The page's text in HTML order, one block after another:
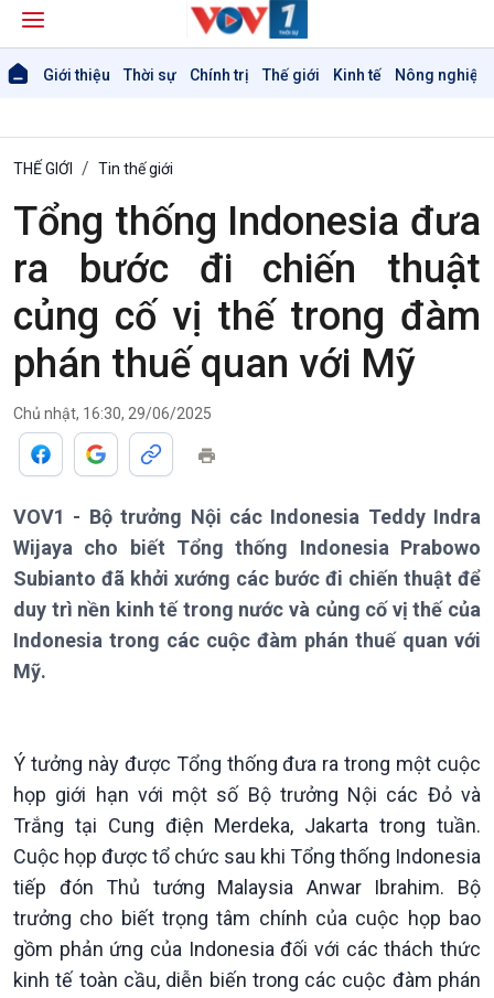
Giới thiệu Thời sự Chính trị Thế giới Kinh tế Nông nghiệp
Giới thiệu
Thời sự 6h
Thời sự 12h
Thời sự 18h
Thời sự 21h30
Bản tin
Chuyên mục
Chính trị
Tin Chính trị
Thế giới
Tin thế giới
THẾ GIỚI Tin thế giới
Tổng thống Indonesia đưa
ra bước đi chiến thuật
củng cố vị thế trong đàm
phán thuế quan với Mỹ
Chủ nhật, 16:30, 29/06/2025
VOV1 - Bộ trưởng Nội các Indonesia Teddy Indra
Wijaya cho biết Tổng thống Indonesia Prabowo
Subianto đã khởi xướng các bước đi chiến thuật để
duy trì nền kinh tế trong nước và củng cố vị thế của
Indonesia trong các cuộc đàm phán thuế quan với
Mỹ.
Ý tưởng này được Tổng thống đưa ra trong một cuộc
họp giới hạn với một số Bộ trưởng Nội các Đỏ và
Trắng tại Cung điện Merdeka, Jakarta trong tuần.
Cuộc họp được tổ chức sau khi Tổng thống Indonesia
tiếp đón Thủ tướng Malaysia Anwar Ibrahim. Bộ
trưởng cho biết trọng tâm chính của cuộc họp bao
gồm phản ứng của Indonesia đối với các thách thức
kinh tế toàn cầu, diễn biến trong các cuộc đàm phán